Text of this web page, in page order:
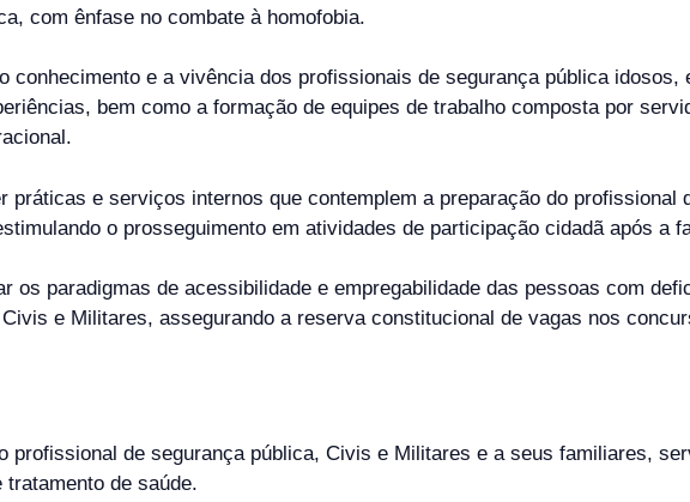
com ênfase no combate à homofobia.
conhecimento e a vivência dos profissionais de segurança pública
bem como a formação de equipes de trabalho composta por
práticas e serviços internos que contemplem a preparação do
o prosseguimento em atividades de participação cidadã após a
os paradigmas de acessibilidade e empregabilidade das pessoas com
e Militares, assegurando a reserva constitucional de vagas nos
profissional de segurança pública, Civis e Militares e a seus familiares,
tratamento de saúde.